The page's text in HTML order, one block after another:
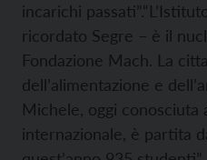
incarichi passati”.
ricordato Segre – è il
Fondazione Mach. La
dell’alimentazione e
Michele, oggi conosciuta
internazionale, è partita